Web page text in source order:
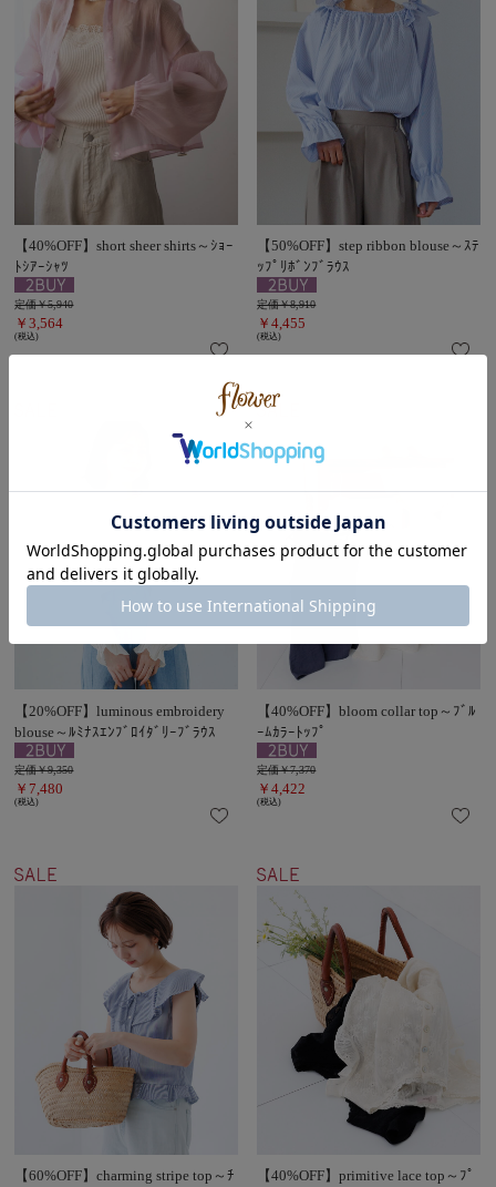
【40%OFF】short sheer shirts～ｼｮｰ
ﾄｼｱｰｼｬﾂ
定価￥5,940
￥3,564
(税込)
【50%OFF】step ribbon blouse～ｽﾃ
ｯﾌﾟﾘﾎﾞﾝﾌﾞﾗｳｽ
定価￥8,910
￥4,455
(税込)
【20%OFF】luminous embroidery
blouse～ﾙﾐﾅｽｴﾝﾌﾞﾛｲﾀﾞﾘｰﾌﾞﾗｳｽ
定価￥9,350
￥7,480
(税込)
【40%OFF】bloom collar top～ﾌﾞﾙ
ｰﾑｶﾗｰﾄｯﾌﾟ
定価￥7,370
￥4,422
(税込)
【60%OFF】charming stripe top～ﾁ
【40%OFF】primitive lace top～ﾌﾟ